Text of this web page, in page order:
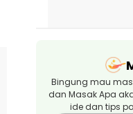
Bingung mau
dan Masak Apa
ide dan tips